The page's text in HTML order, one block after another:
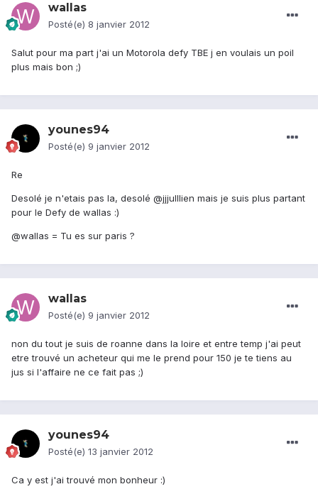
wallas
Posté(e) 8 janvier 2012
Salut pour ma part j'ai un Motorola defy TBE j en voulais un poil
plus mais bon ;)
younes94
Posté(e) 9 janvier 2012
Re
Desolé je n'etais pas la, desolé @jjjulllien mais je suis plus partant
pour le Defy de wallas :)
@wallas = Tu es sur paris ?
wallas
Posté(e) 9 janvier 2012
non du tout je suis de roanne dans la loire et entre temp j'ai peut
etre trouvé un acheteur qui me le prend pour 150 je te tiens au
jus si l'affaire ne ce fait pas ;)
younes94
Posté(e) 13 janvier 2012
Ca y est j'ai trouvé mon bonheur :)